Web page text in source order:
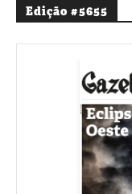
Edição #5655